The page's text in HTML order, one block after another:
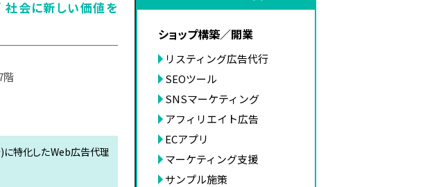
社会に新しい価値を
階
に特化したWeb広告代理
ショップ構築／開業
リスティング広告代行
SEOツール
SNSマーケティング
アフィリエイト広告
ECアプリ
マーケティング支援
サンプル施策